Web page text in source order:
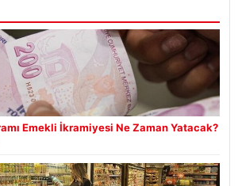
Emekli İkramiyesi Ne Zaman Yatacak?